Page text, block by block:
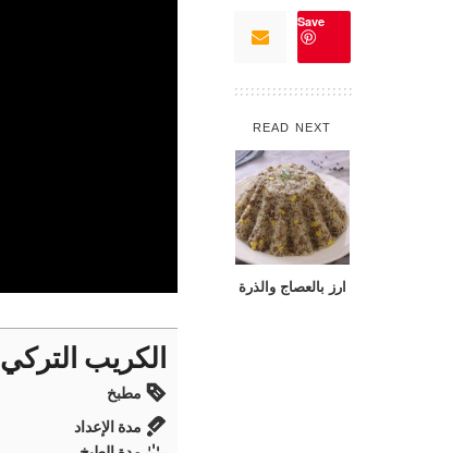
Save
READ NEXT
ارز بالعصاج والذرة
الكريب التركي
مطبخ
مدة الإعداد